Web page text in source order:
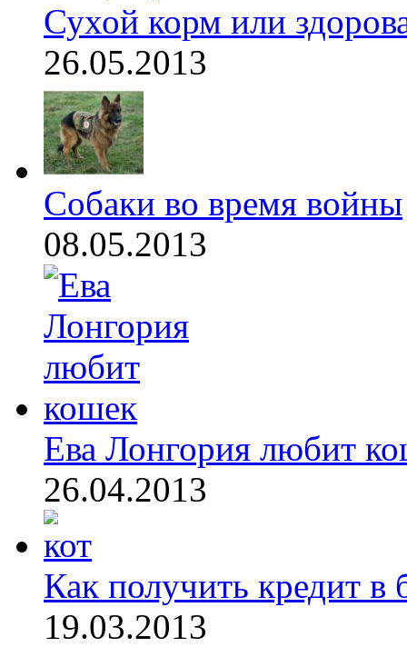
Сухой корм или
26.05.2013
Собаки во время войны
08.05.2013
Ева Лонгория любит
26.04.2013
Как получить кредит в
19.03.2013